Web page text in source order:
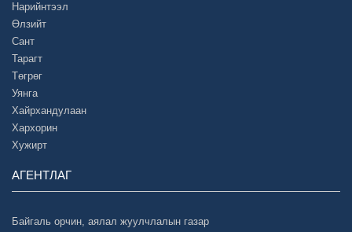
Нарийнтээл
Өлзийт
Сант
Тарагт
Төгрөг
Уянга
Хайрхандулаан
Хархорин
Хужирт
АГЕНТЛАГ
Байгаль орчин, аялал жуулчлалын газар